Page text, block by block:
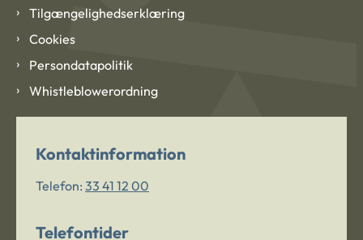
Tilgængelighedserklæring
Cookies
Persondatapolitik
Whistleblowerordning
Kontaktinformation
Telefon: 33 41 12 00
Telefontider